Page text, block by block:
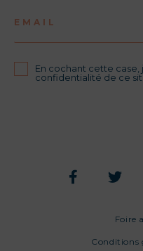
EMAIL
En cochant cette
confidentialité de ce
Foire
Conditions